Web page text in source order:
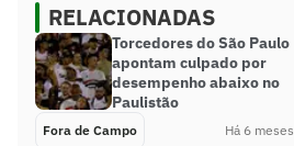
RELACIONADAS
Torcedores do São Paulo
apontam culpado por
desempenho abaixo no
Paulistão
Fora de Campo Há 6 meses